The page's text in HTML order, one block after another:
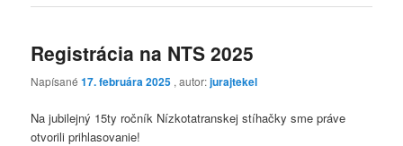
Registrácia na NTS 2025
Napísané17. februára 2025 , autor:jurajtekel
Na jubilejný 15ty ročník Nízkotatranskej stíhačky sme práve
otvorili prihlasovanie!